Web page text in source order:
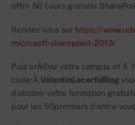
offrir 50 cours gratuits
Rendez vous sur https://
microsoft-sharepoint-2013/
Puis crÃ©ez votre compte et Ã
code:Â ValentinLecerfsBlog
d’obtenir votre formation
pour les 50premiers d’entre